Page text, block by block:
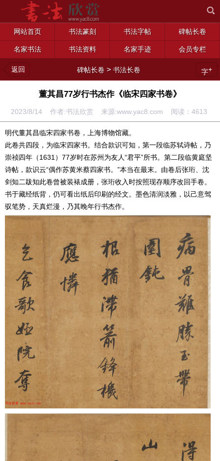
网站首页 书法篆刻 书法字帖 碑帖长卷
名家书法 书法资料 名家手迹 会员专栏
返回 碑帖长卷 >书法长卷 字+
董其昌77岁行书杰作《临宋四家书卷》
2023/8/14 作者:书法欣赏 来源:www.yac8.com 阅读： 4613
明代董其昌临宋四家书卷，上海博物馆藏。
此卷共四段，为临宋四家书。结合款识可知，第一段临苏轼诗帖，乃
崇祯四年（1631）77岁时在苏州为友人“君平”所书。第二段临黄庭坚
诗帖，款识云“偶作苏黄米蔡四家书。”本当在最末。由卷后张珩、沈
剑知二跋知此卷曾被装裱成册，张珩收入时按照现存顺序改回手卷。
书于藏经纸背，仍可看出纸后印刷的经文。墨色清润淡雅，以己意驾
驭笔势，天真烂漫，乃其晚年行书杰作。